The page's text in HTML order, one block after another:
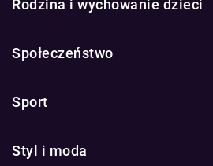
Rodzina i wychowanie dzieci
Społeczeństwo
Sport
Styl i moda